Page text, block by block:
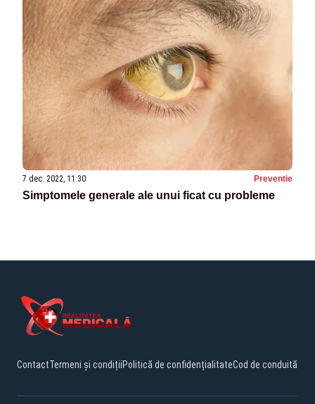
7 dec. 2022, 11:30 Preventie
Simptomele generale ale unui ficat cu probleme
ContactTermeni și condițiiPolitică de confidențialitateCod de conduită